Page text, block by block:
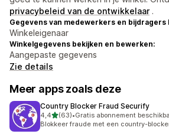
privacybeleid van de ontwikkelaar .
Gegevens van medewerkers en bijdragers
Winkeleigenaar
Winkelgegevens bekijken en bewerken:
Aangepaste gegevens
Zie details
Meer apps zoals deze
Country Blocker Fraud Securify
4,4van 5 sterren
(63)
63 recensies in totaal
•Gratis abonnement
Blokkeer fraude met een country-